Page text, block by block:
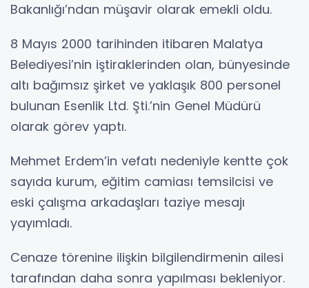
Bakanlığı’ndan müşavir olarak emekli oldu.
8 Mayıs 2000 tarihinden itibaren Malatya
Belediyesi’nin iştiraklerinden olan, bünyesinde
altı bağımsız şirket ve yaklaşık 800 personel
bulunan Esenlik Ltd. Şti.’nin Genel Müdürü
olarak görev yaptı.
Mehmet Erdem’in vefatı nedeniyle kentte çok
sayıda kurum, eğitim camiası temsilcisi ve
eski çalışma arkadaşları taziye mesajı
yayımladı.
Cenaze törenine ilişkin bilgilendirmenin ailesi
tarafından daha sonra yapılması bekleniyor.